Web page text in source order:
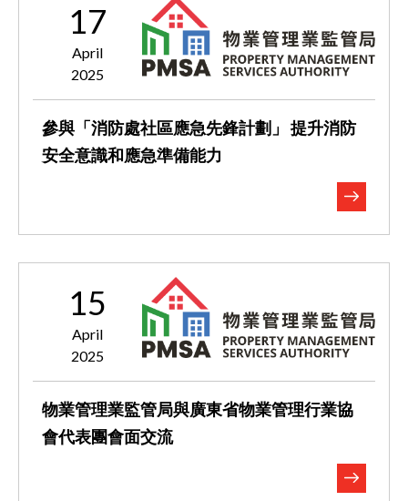
17
April
2025
參與「消防處社區應急先鋒計劃」 提升消防
安全意識和應急準備能力
15
April
2025
物業管理業監管局與廣東省物業管理行業協
會代表團會面交流